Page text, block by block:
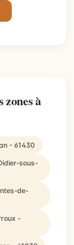
zones à
- 61430
sous-
de-
-